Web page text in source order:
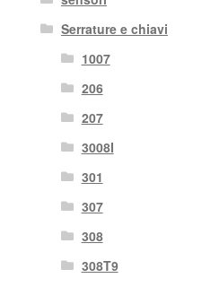
Serrature e chiavi
1007
206
207
3008I
301
307
308
308T9